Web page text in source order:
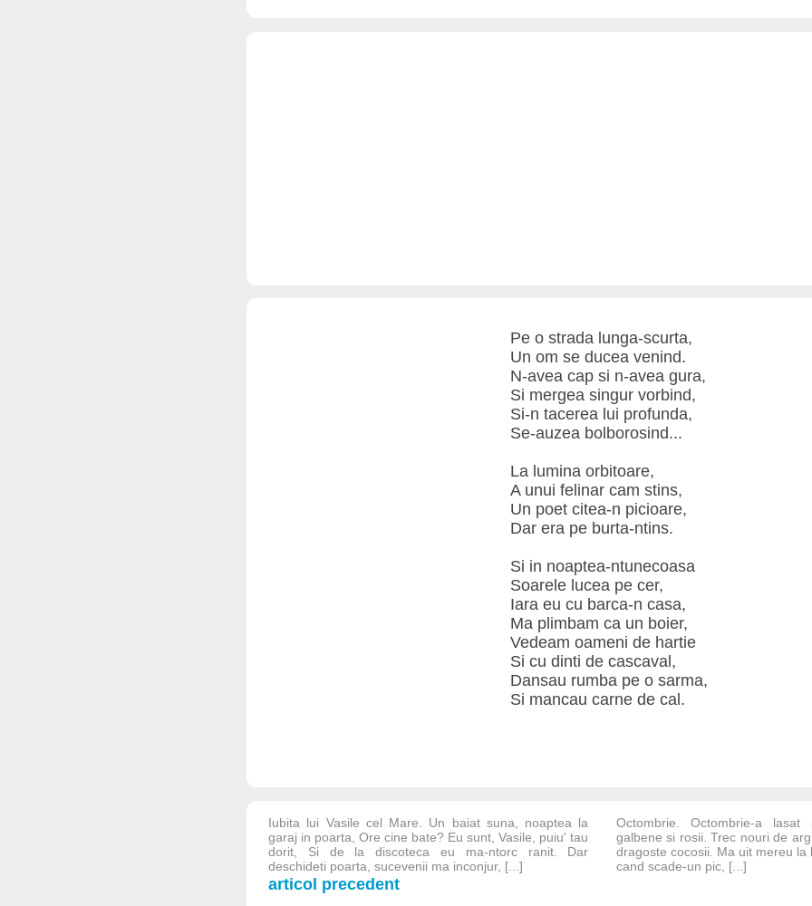
Pe o strada lunga-scurta,
Un om se ducea venind.
N-avea cap si n-avea gura,
Si mergea singur vorbind,
Si-n tacerea lui profunda,
Se-auzea bolborosind...
La lumina orbitoare,
A unui felinar cam stins,
Un poet citea-n picioare,
Dar era pe burta-ntins.
Si in noaptea-ntunecoasa
Soarele lucea pe cer,
Iara eu cu barca-n casa,
Ma plimbam ca un boier,
Vedeam oameni de hartie
Si cu dinti de cascaval,
Dansau rumba pe o sarma,
Si mancau carne de cal.
Iubita lui Vasile cel Mare. Un baiat suna, noaptea la
garaj in poarta, Ore cine bate? Eu sunt, Vasile, puiu' tau
dorit, Si de la discoteca eu ma-ntorc ranit. Dar
deschideti poarta, sucevenii ma inconjur, [...]
articol precedent
Octombrie. Octombrie-a
galbene si rosii. Trec nouri de
dragoste cocosii. Ma uit mereu
cand scade-un pic, [...]